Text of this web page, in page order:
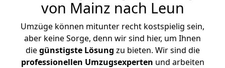
von Mainz nach Leun
Umzüge können mitunter recht kostspielig sein,
aber keine Sorge, denn wir sind hier, um Ihnen
diegünstigste Lösung zu bieten. Wir sind die
professionellen Umzugsexperten und arbeiten